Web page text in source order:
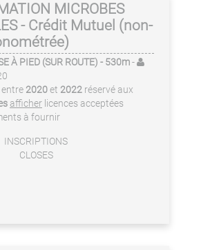
MICROBES
- Crédit Mutuel (non-
À PIED (SUR ROUTE) - 530m-
entre 2020et 2022 réservé aux
afficher licences acceptées
à fournir
INSCRIPTIONS
CLOSES